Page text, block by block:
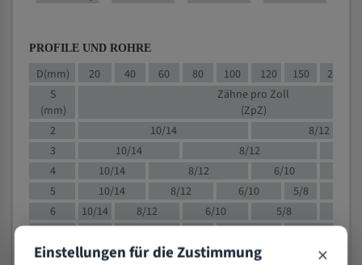
PROFILE UND ROHRE
D(mm) 20 40 60 80 100 120 150 200
S
(mm)
Zähne pro Zoll
(ZpZ)
2
10/14
8/12
3
10/14 8/12
4
10/14 8/12 6/10
5
10/14 8/12 6/10
5/8
6
10/14 8/12 6/10
5/8
10
8/12 6/10 5/8
Einstellungen für die Zustimmung ×